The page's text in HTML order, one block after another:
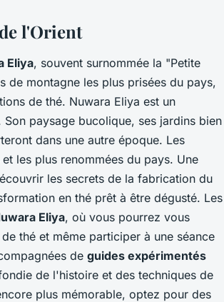
l'Orient
Eliya, souvent surnommée la "Petite
de montagne les plus prisées du pays,
de thé. Nuwara Eliya est un
paysage bucolique, ses jardins bien
dans une autre époque. Les
les plus renommées du pays. Une
les secrets de la fabrication du
en thé prêt à être dégusté. Les
Eliya, où vous pourrez vous
thé et même participer à une séance
de guides expérimentés
de l'histoire et des techniques de
plus mémorable, optez pour des